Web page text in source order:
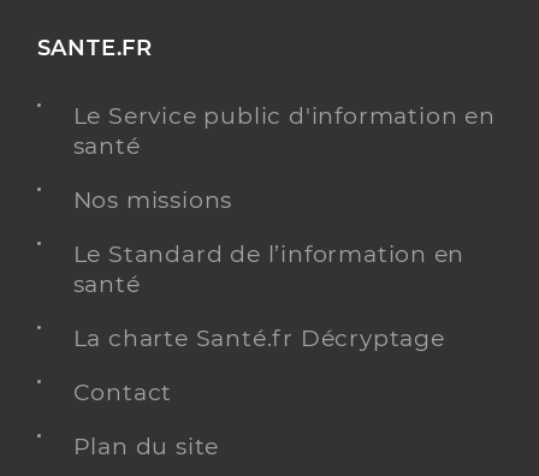
SANTE.FR
Le Service public d'information en
santé
Nos missions
Le Standard de l’information en
santé
La charte Santé.fr Décryptage
Contact
Plan du site